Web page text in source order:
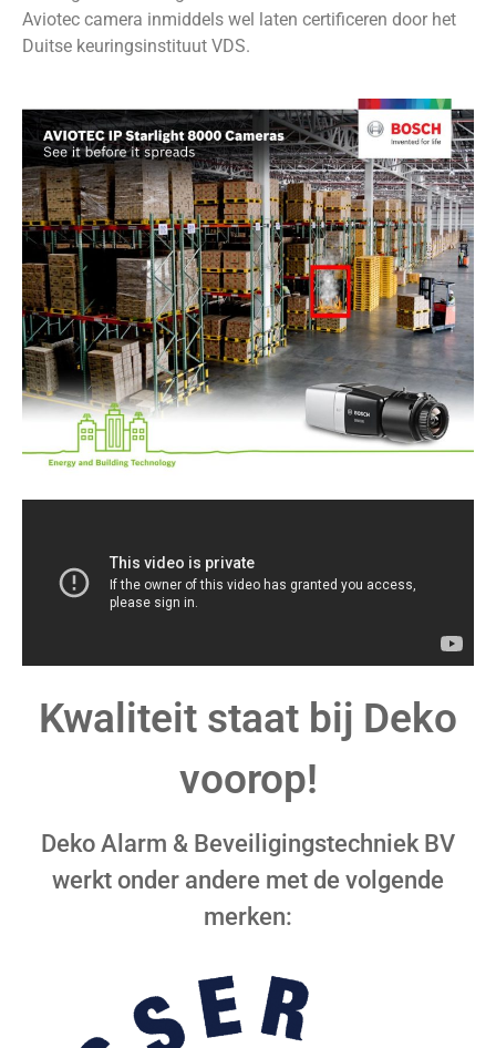
Aviotec camera inmiddels wel laten certificeren door het
Duitse keuringsinstituut VDS.
Kwaliteit staat bij Deko
voorop!
Deko Alarm & Beveiligingstechniek BV
werkt onder andere met de volgende
merken: